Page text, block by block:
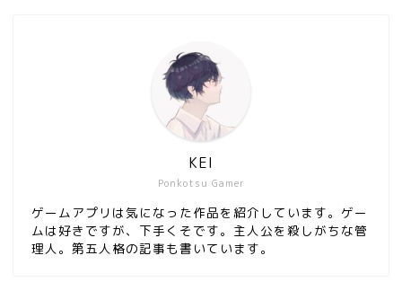
Ponkotsu Gamer
KEI
ゲームアプリは気になった作品を紹介しています。ゲー
ムは好きですが、下手くそです。主人公を殺しがちな管
理人。第五人格の記事も書いています。